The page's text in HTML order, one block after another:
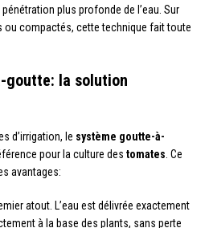
plus profonde de l’eau. Sur
ou compactés, cette technique fait toute
goutte: la solution
d’irrigation, le système goutte-à-
pour la culture des tomates. Ce
avantages:
atout. L’eau est délivrée exactement
à la base des plants, sans perte